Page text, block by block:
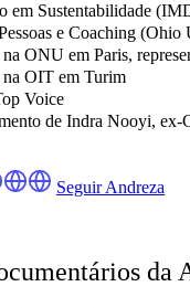
em Sustentabilidade
e Coaching
na ONU em Paris,
na OIT em Turim
Voice
de Indra Nooyi, ex-
Seguir Andreza
da